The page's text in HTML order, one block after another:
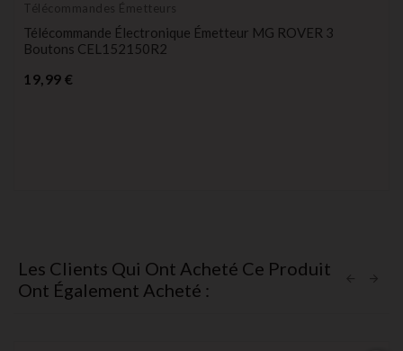
Télécommandes Émetteurs
Télécommande Électronique Émetteur MG ROVER 3
Boutons CEL152150R2
19,99 €
Les Clients Qui Ont Acheté Ce Produit
Ont Également Acheté :